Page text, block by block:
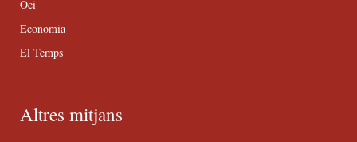
Oci
Economia
El Temps
Altres mitjans